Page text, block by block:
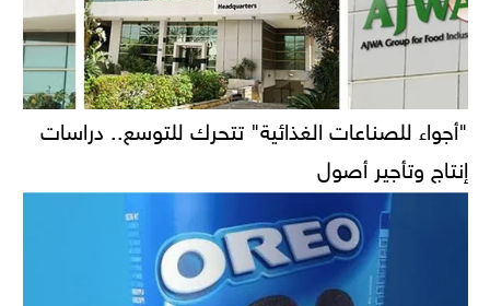
"أجواء للصناعات الغذائية" تتحرك للتوسع.. دراسات
إنتاج وتأجير أصول